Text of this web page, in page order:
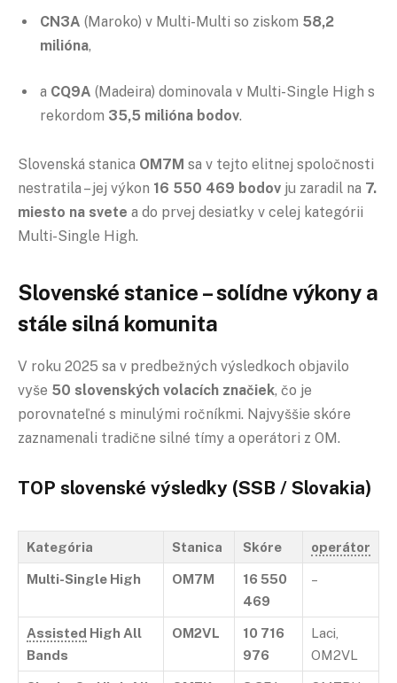
CN3A (Maroko) v Multi-Multi so ziskom 58,2
milióna,
a CQ9A (Madeira) dominovala v Multi-Single High s
rekordom 35,5 milióna bodov.
Slovenská stanica OM7M sa v tejto elitnej spoločnosti
nestratila – jej výkon 16 550 469 bodov ju zaradil na 7.
miesto na svete a do prvej desiatky v celej kategórii
Multi-Single High.
Slovenské stanice – solídne výkony a
stále silná komunita
V roku 2025 sa v predbežných výsledkoch objavilo
vyše 50 slovenských volacích značiek, čo je
porovnateľné s minulými ročníkmi. Najvyššie skóre
zaznamenali tradične silné tímy a operátori z OM.
TOP slovenské výsledky (SSB / Slovakia)
Kategória Stanica Skóre operátor
Multi-Single High OM7M
16 550
469
–
Assisted High All
Bands
OM2VL
10 716
976
Laci,
OM2VL